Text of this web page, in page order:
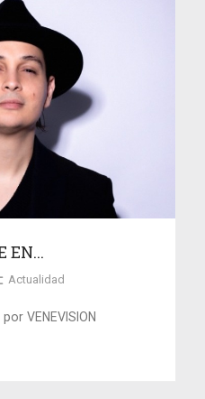
EN...
Actualidad
VENEVISION